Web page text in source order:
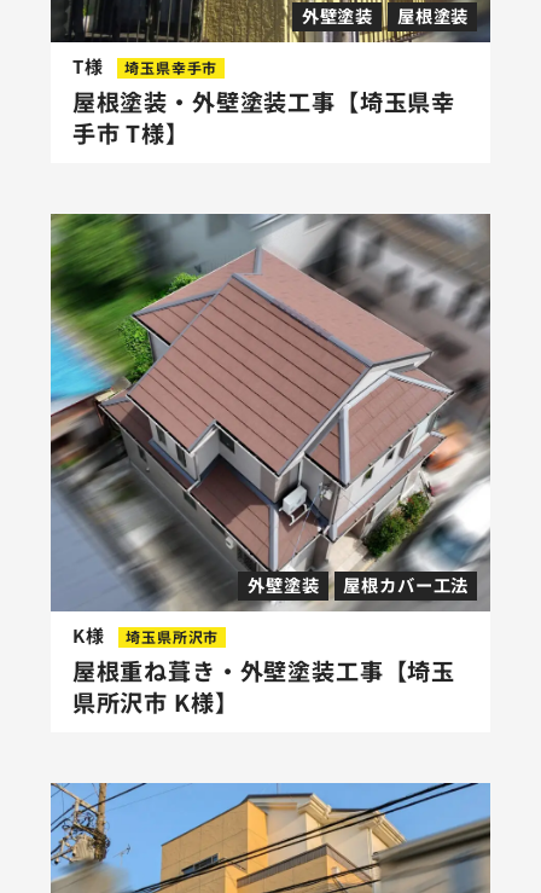
外壁塗装 屋根塗装
T様 埼玉県幸手市
屋根塗装・外壁塗装工事【埼玉県幸
手市 T様】
外壁塗装 屋根カバー工法
K様 埼玉県所沢市
屋根重ね葺き・外壁塗装工事【埼玉
県所沢市 K様】